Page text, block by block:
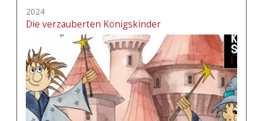
2024
Die verzauberten Königskinder